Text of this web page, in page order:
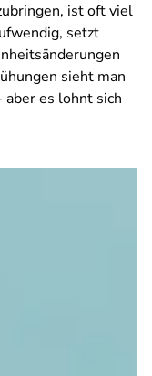
ist oft viel
setzt
sieht man
es lohnt sich